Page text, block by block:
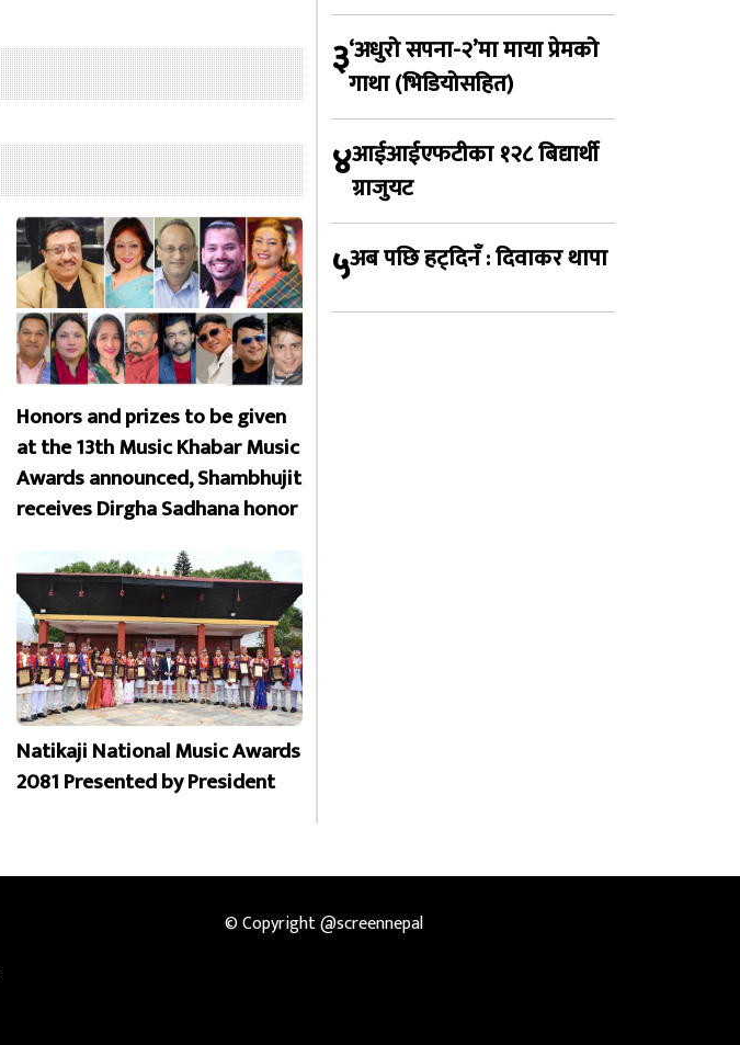
Honors and prizes to be given
at the 13th Music Khabar Music
Awards announced, Shambhujit
receives Dirgha Sadhana honor
Natikaji National Music Awards
2081 Presented by President
३‘अधुरो सपना-२’मा माया प्रेमको
गाथा (भिडियोसहित)
४आईआईएफटीका १२८ बिद्यार्थी
ग्राजुयट
५अब पछि हट्दिनँ : दिवाकर थापा
© Copyright @screennepal